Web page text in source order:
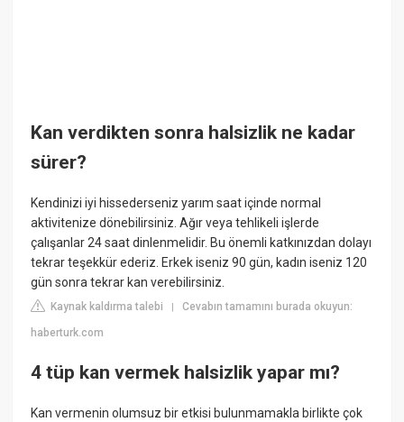
Kan verdikten sonra halsizlik ne kadar
sürer?
Kendinizi iyi hissederseniz yarım saat içinde normal
aktivitenize dönebilirsiniz. Ağır veya tehlikeli işlerde
çalışanlar 24 saat dinlenmelidir. Bu önemli katkınızdan dolayı
tekrar teşekkür ederiz. Erkek iseniz 90 gün, kadın iseniz 120
gün sonra tekrar kan verebilirsiniz.
Kaynak kaldırma talebi |Cevabın tamamını burada okuyun:
haberturk.com
4 tüp kan vermek halsizlik yapar mı?
Kan vermenin olumsuz bir etkisi bulunmamakla birlikte çok